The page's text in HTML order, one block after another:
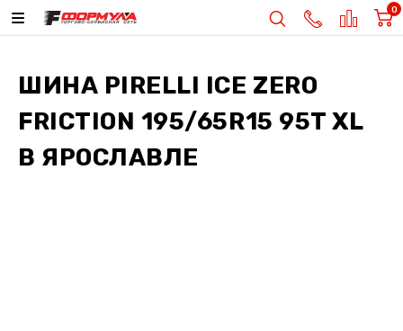
0
ШИНА PIRELLI ICE ZERO
FRICTION 195/65R15 95T XL
В ЯРОСЛАВЛЕ